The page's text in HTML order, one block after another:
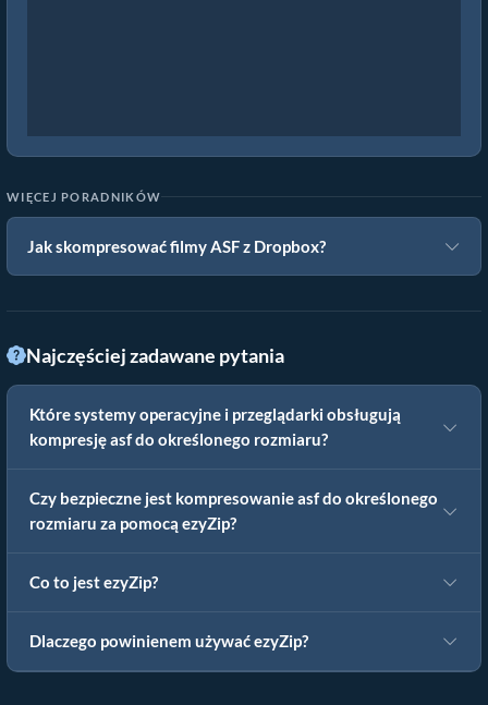
WIĘCEJ PORADNIKÓW
Jak skompresować filmy ASF z Dropbox?
Najczęściej zadawane pytania
Które systemy operacyjne i przeglądarki obsługują
kompresję asf do określonego rozmiaru?
Czy bezpieczne jest kompresowanie asf do określonego
rozmiaru za pomocą ezyZip?
Co to jest ezyZip?
Dlaczego powinienem używać ezyZip?